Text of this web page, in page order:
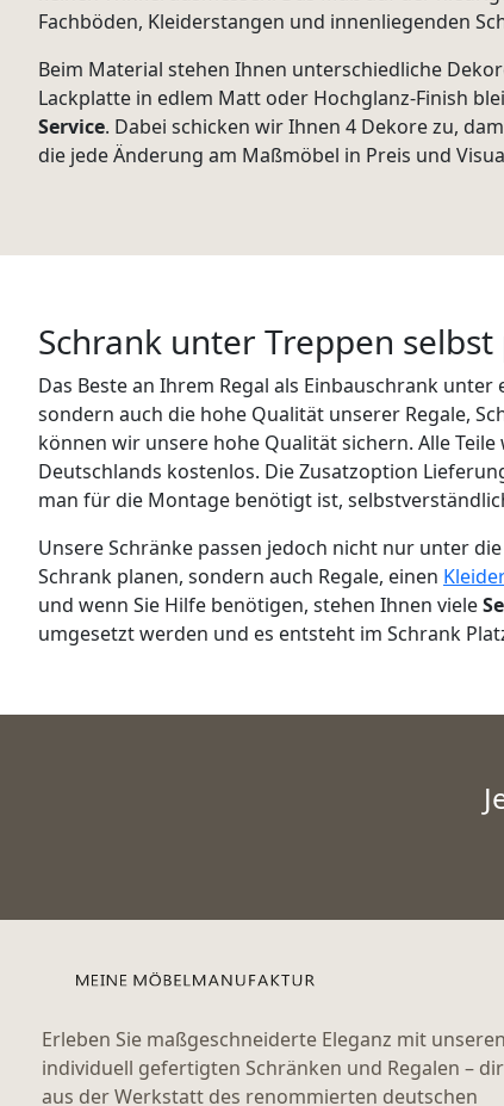
Fachböden, Kleiderstangen und innenliegenden
Beim Material stehen Ihnen unterschiedliche
Lackplatte in edlem Matt oder Hochglanz-Finish
Service. Dabei schicken wir Ihnen 4 Dekore zu,
die jede Änderung am Maßmöbel in Preis und
Schrank unter Treppen selbst
Das Beste an Ihrem Regal als Einbauschrank
sondern auch die hohe Qualität unserer Regale,
können wir unsere hohe Qualität sichern. Alle
Deutschlands kostenlos. Die Zusatzoption
man für die Montage benötigt ist,
Unsere Schränke passen jedoch nicht nur unter
Schrank planen, sondern auch Regale, einen
und wenn Sie Hilfe benötigen, stehen Ihnen viele
umgesetzt werden und es entsteht im Schrank
Erleben Sie maßgeschneiderte Eleganz mit unseren
individuell gefertigten Schränken und Regalen –
aus der Werkstatt des renommierten deutschen